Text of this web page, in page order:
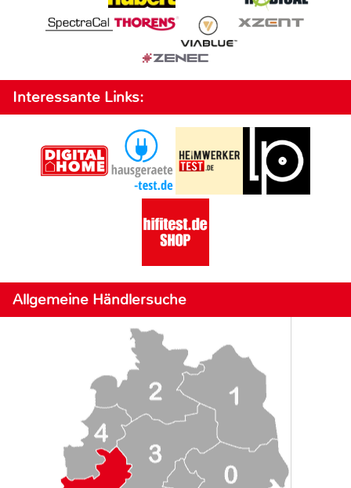
Interessante Links:
Allgemeine Händlersuche